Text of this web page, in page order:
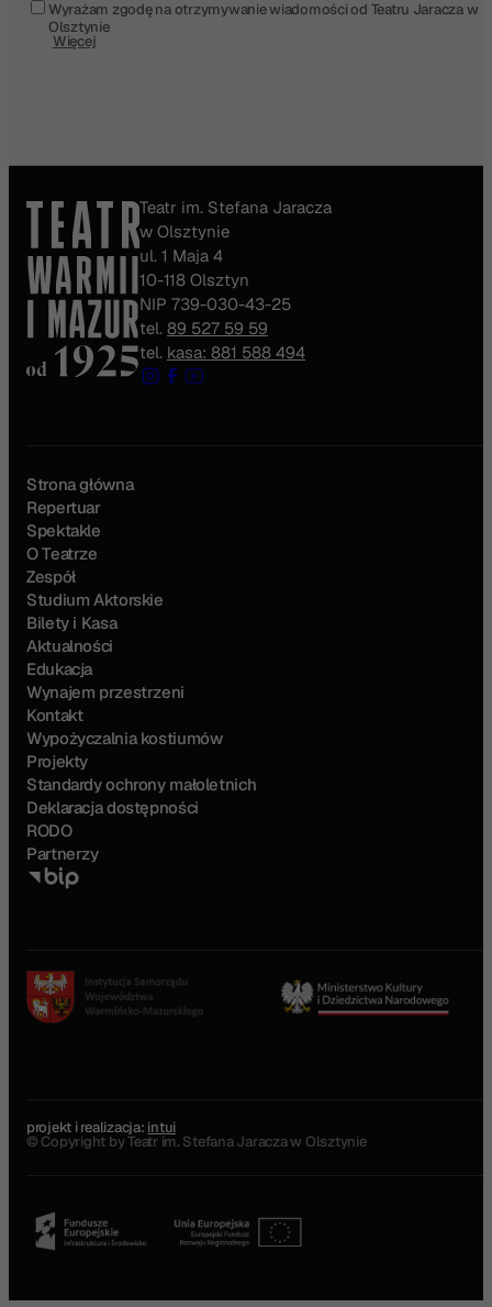
Wyrażam zgodę na otrzymywanie wiadomości od Teatru Jaracza w
Olsztynie
Więcej
Teatr im. Stefana Jaracza
w Olsztynie
ul. 1 Maja 4
10-118 Olsztyn
NIP 739-030-43-25
tel. 89 527 59 59
tel. kasa: 881 588 494
Strona główna
Repertuar
Spektakle
O Teatrze
Zespół
Studium Aktorskie
Bilety i Kasa
Aktualności
Edukacja
Wynajem przestrzeni
Kontakt
Wypożyczalnia kostiumów
Projekty
Standardy ochrony małoletnich
Deklaracja dostępności
RODO
Partnerzy
projekt i realizacja: intui
© Copyright by Teatr im. Stefana Jaracza w Olsztynie